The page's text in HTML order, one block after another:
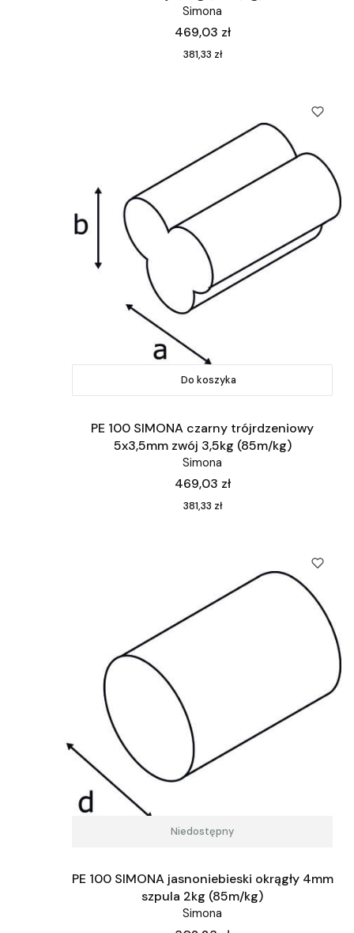
Simona
Cena
469,03 zł
Cena
381,33 zł
Do koszyka
PE 100 SIMONA czarny trójrdzeniowy
5x3,5mm zwój 3,5kg (85m/kg)
Simona
Cena
469,03 zł
Cena
381,33 zł
Niedostępny
PE 100 SIMONA jasnoniebieski okrągły 4mm
szpula 2kg (85m/kg)
Simona